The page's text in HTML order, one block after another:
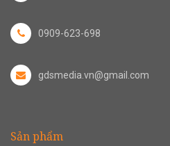
0909-623-698
gdsmedia.vn@gmail.com
Sản phẩm